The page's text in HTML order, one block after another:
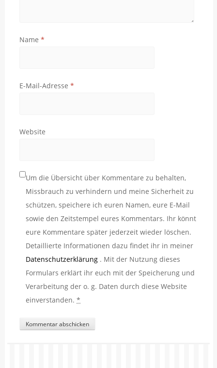
Name *
E-Mail-Adresse *
Website
Um die Übersicht über Kommentare zu behalten,
Missbrauch zu verhindern und meine Sicherheit zu
schützen, speichere ich euren Namen, eure E-Mail
sowie den Zeitstempel eures Kommentars. Ihr könnt
eure Kommentare später jederzeit wieder löschen.
Detaillierte Informationen dazu findet ihr in meiner
Datenschutzerklärung . Mit der Nutzung dieses
Formulars erklärt ihr euch mit der Speicherung und
Verarbeitung der o. g. Daten durch diese Website
einverstanden. *